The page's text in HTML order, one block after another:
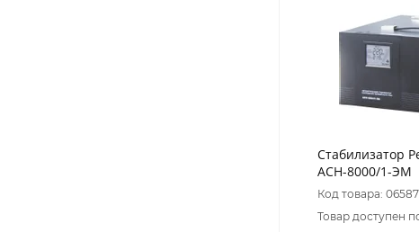
Стабилизатор
АСН-8000/1-ЭМ
Код товара:
Товар доступен